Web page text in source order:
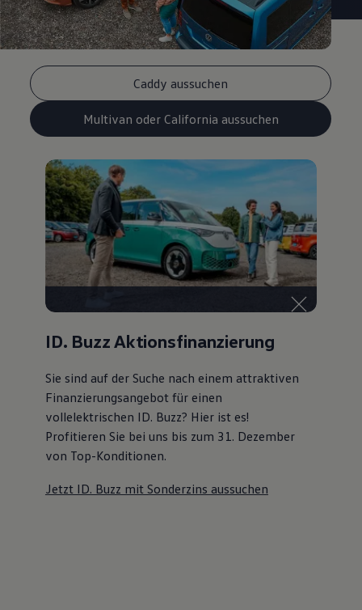
Caddy aussuchen
Multivan oder California aussuchen
ID. Buzz Aktionsfinanzierung
Sie sind auf der Suche nach einem attraktiven
Finanzierungsangebotfür einen
vollelektrischen ID. Buzz? Hier ist es!
Profitieren Sie bei uns bis zum 31. Dezember
von Top-Konditionen.
Jetzt ID. Buzz mit Sonderzins aussuchen